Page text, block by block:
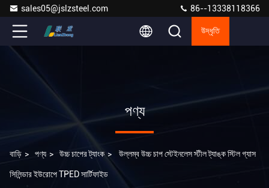
sales05@jslzsteel.com 86--13338118366
উদ্ধৃতি
পণ্য
বাড়ি > পণ্য > উচ্চ চাপের ট্যাংক > উল্লম্ব উচ্চ চাপ স্টেইনলেস স্টীল ট্যাঙ্ক স্টিল গ্যাস
সিলিন্ডার ইউরোপে TPED সার্টিফাইড